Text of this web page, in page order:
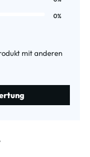
von 5 Sternen0%
mit anderen